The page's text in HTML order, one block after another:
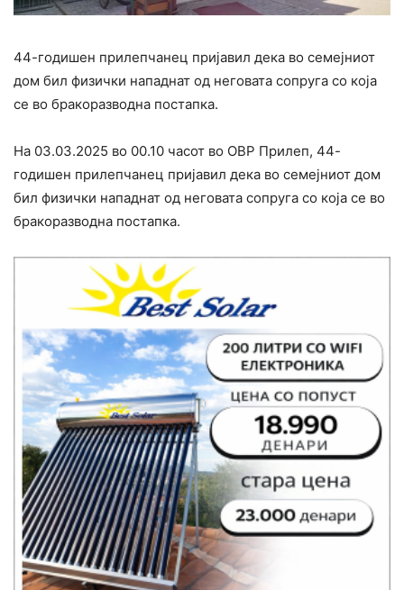
44-годишен прилепчанец пријавил дека во семејниот
дом бил физички нападнат од неговата сопруга со која
се во бракоразводна постапка.
На 03.03.2025 во 00.10 часот во ОВР Прилеп, 44-
годишен прилепчанец пријавил дека во семејниот дом
бил физички нападнат од неговата сопруга со која се во
бракоразводна постапка.